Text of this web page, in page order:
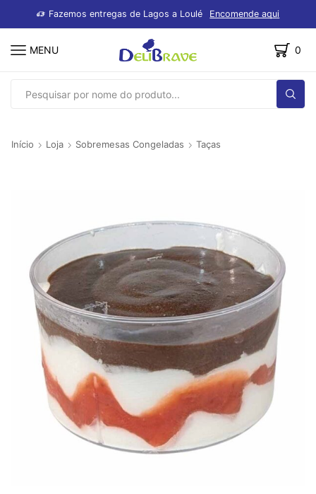
Fazemos entregas de Lagos a Loulé Encomende aqui
MENU 0
SEARCH
Início Loja Sobremesas Congeladas Taças